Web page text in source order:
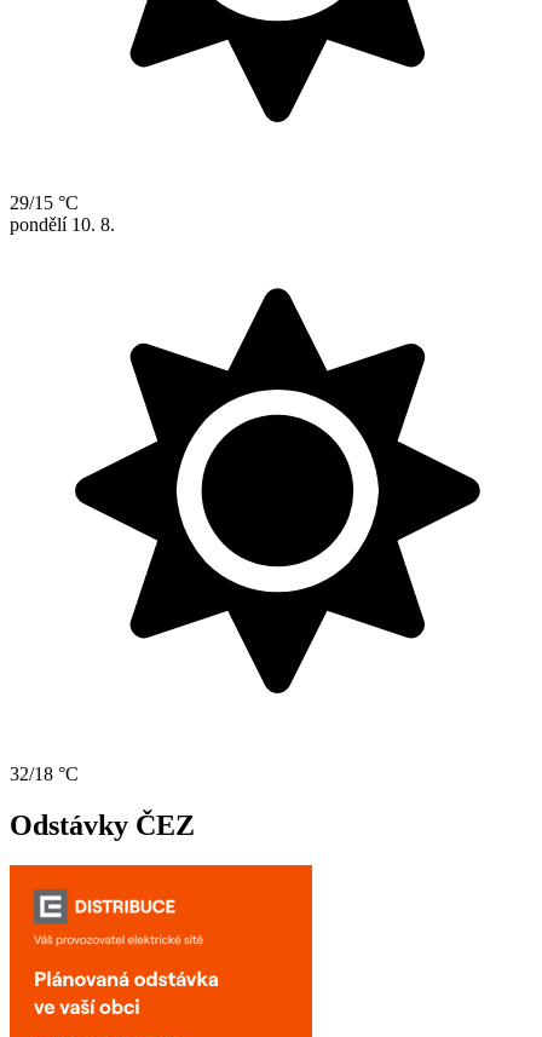
29/15 °C
pondělí 10. 8.
32/18 °C
Odstávky ČEZ